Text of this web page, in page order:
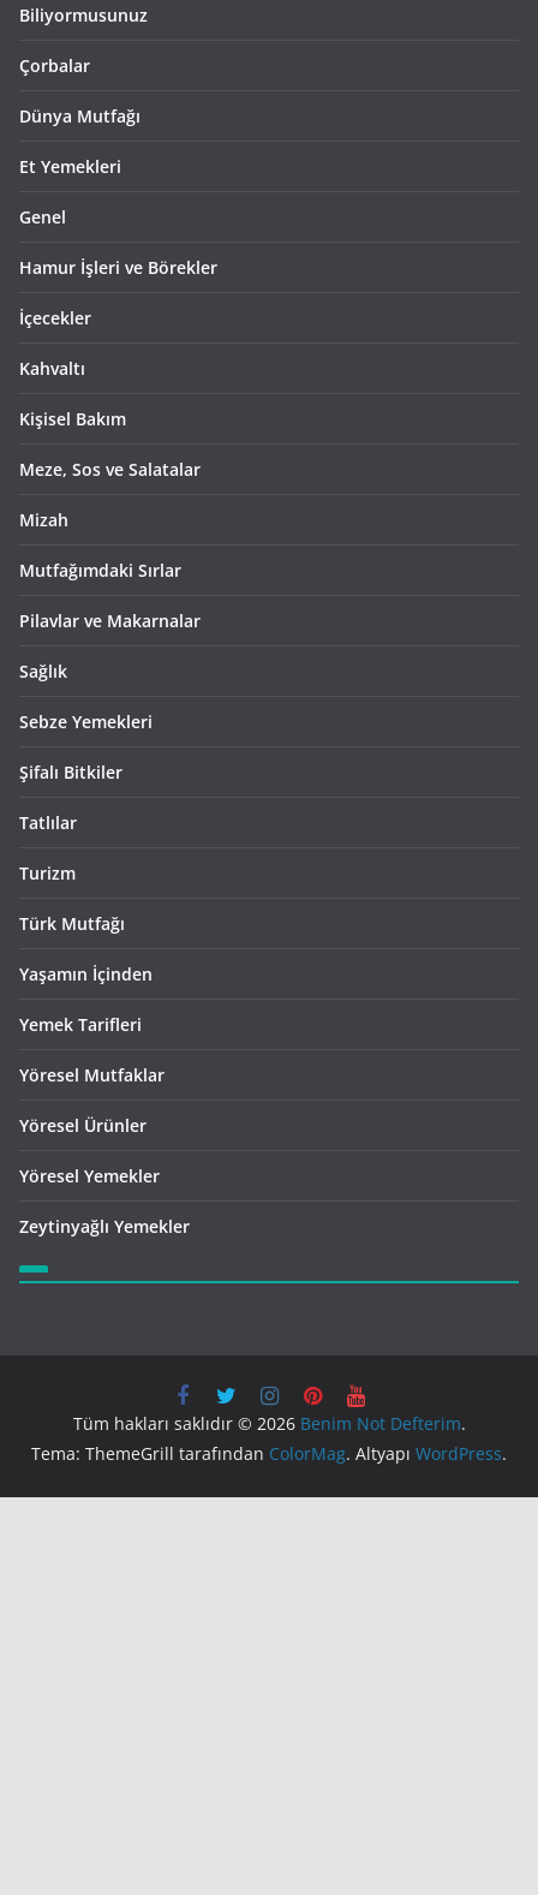
Biliyormusunuz
Çorbalar
Dünya Mutfağı
Et Yemekleri
Genel
Hamur İşleri ve Börekler
İçecekler
Kahvaltı
Kişisel Bakım
Meze, Sos ve Salatalar
Mizah
Mutfağımdaki Sırlar
Pilavlar ve Makarnalar
Sağlık
Sebze Yemekleri
Şifalı Bitkiler
Tatlılar
Turizm
Türk Mutfağı
Yaşamın İçinden
Yemek Tarifleri
Yöresel Mutfaklar
Yöresel Ürünler
Yöresel Yemekler
Zeytinyağlı Yemekler
Tüm hakları saklıdır © 2026 Benim Not Defterim.
Tema: ThemeGrill tarafından ColorMag. Altyapı WordPress.